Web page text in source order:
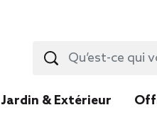
Jardin & Extérieur